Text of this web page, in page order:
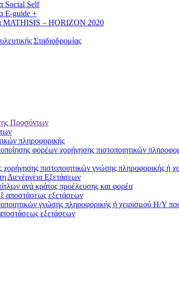
Social Self
E-guide +
MATHISIS – HORIZON 2020
Σταδιοδρομίας
Προσόντων
πληροφορικής
φορέων χορήγησης πιστοποιητικών
χορήγησης πιστοποιητικών γνώσης πληροφορικής ή
Διενέργεια Εξετάσεων
ανά κράτος προέλευσης και φορέα
αποστάσεως εξετάσεων
γνώσης πληροφορικής ή χειρισμού Η/Υ
εξετάσεων